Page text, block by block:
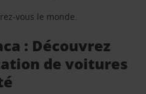
vous le monde.
: Découvrez
de voitures